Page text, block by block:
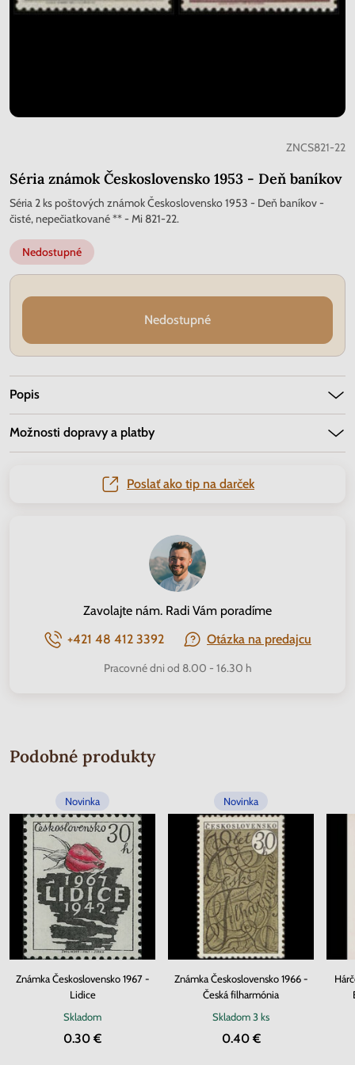
ZNCS821-22
Séria známok Československo 1953 - Deň baníkov
Séria 2 ks poštových známok Československo 1953 - Deň baníkov -
čisté, nepečiatkované ** - Mi 821-22.
Nedostupné
Nedostupné
Popis
Možnosti dopravy a platby
Poslať ako tip na darček
Zavolajte nám. Radi Vám poradíme
+421 48 412 3392
Otázka na predajcu
Pracovné dni od 8.00 - 16.30 h
Podobné produkty
Novinka
Známka Československo 1967 -
Lidice
Skladom
0.30 €
Novinka
Známka Československo 1966 -
Česká filharmónia
Skladom3 ks
0.40 €